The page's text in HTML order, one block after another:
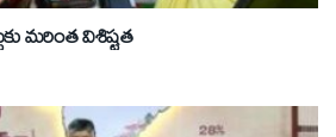
మరింత విశిష్టత